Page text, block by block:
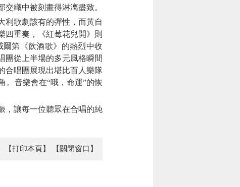
織中被刻畫得淋漓盡致。
歌劇該有的彈性，而黃自
四重奏，《紅莓花兒開》則
爾第《飲酒歌》的熱烈中收
團從上半場的多元風格瞬間
合唱團展現出堪比百人樂隊
。音樂會在“哦，命運”的恢
讓每一位聽眾在合唱的純
【打印本頁】 【關閉窗口】